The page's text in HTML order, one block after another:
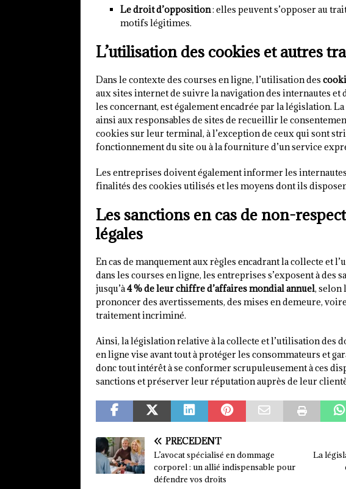
Le droit d’opposition: elles peuvent s’opposer au
motifs légitimes.
L’utilisation des cookies et autres
Dans le contexte des courses en ligne, l’utilisation des
aux sites internet de suivre la navigation des internautes
les concernant, est également encadrée par la législation.
ainsi aux responsables de sites de recueillir le
cookies sur leur terminal, à l’exception de ceux qui sont
fonctionnement du site ou à la fourniture d’un service
Les entreprises doivent également informer les
finalités des cookies utilisés et les moyens dont ils
Les sanctions en cas de non-
légales
En cas de manquement aux règles encadrant la collecte et
dans les courses en ligne, les entreprises s’exposent à des
jusqu’à4 % de leur chiffre d’affaires mondial annuel, selon
prononcer des avertissements, des mises en demeure,
traitement incriminé.
Ainsi, la législation relative à la collecte et l’utilisation des
en ligne vise avant tout à protéger les consommateurs et
donc tout intérêt à se conformer scrupuleusement à ces
sanctions et préserver leur réputation auprès de leur
PRÉCÉDENT
L’avocat spécialisé en dommage
corporel : un allié indispensable pour
défendre vos droits
La